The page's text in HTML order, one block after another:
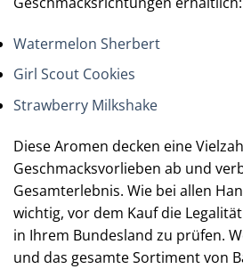
Watermelon Sherbert
Girl Scout Cookies
Strawberry Milkshake
Diese Aromen decken eine
Geschmacksvorlieben ab und
Gesamterlebnis. Wie bei allen
wichtig, vor dem Kauf die
in Ihrem Bundesland zu prüfen.
und das gesamte Sortiment von